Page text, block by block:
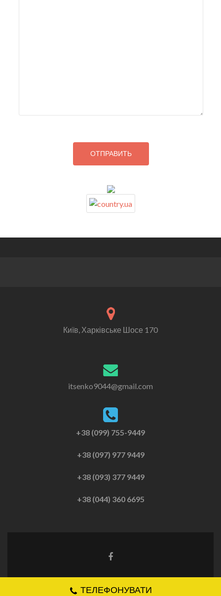
Київ, Харківське Шосе 170
itsenko9044@gmail.com
+38 (099) 755-9449
+38 (097) 977 9449
+38 (093) 377 9449
+38 (044) 360 6695
Zerif Liteсоздано с помощьюWordPress
ТЕЛЕФОНУВАТИ